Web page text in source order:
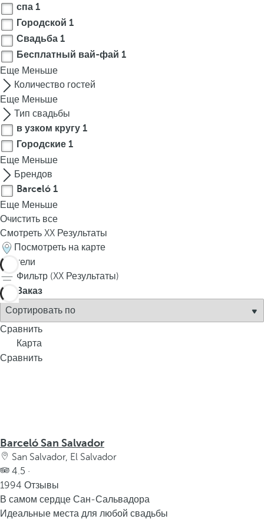
спа 1
Городской 1
Свадьба 1
Бесплатный вай-фай 1
Еще Меньше
Количество гостей
Еще Меньше
Тип свадьбы
в узком кругу 1
Городские 1
Еще Меньше
Брендов
Barceló 1
Еще Меньше
Очистить все
Смотреть XX Результаты
Посмотреть на карте
1
Отели
Фильтр (XX Результаты)
Заказ
Сравнить
Карта
Сравнить
Barceló San Salvador
San Salvador, El Salvador
4.5 ·
1994 Отзывы
В самом сердце Сан-Сальвадора
Идеальные места для любой свадьбы